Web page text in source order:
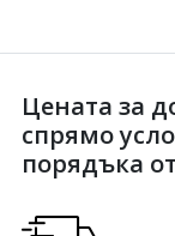
Цената за
спрямо
порядъка